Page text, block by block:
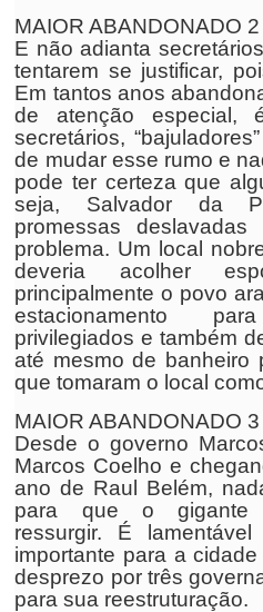
MAIOR ABANDONADO 2
E não adianta
tentarem se justificar,
Em tantos anos
de atenção especial,
secretários,
de mudar esse rumo e
pode ter certeza que
seja, Salvador da
promessas
problema. Um local
deveria acolher
principalmente o povo
estacionamento
privilegiados e também
até mesmo de banheiro
que tomaram o local
MAIOR ABANDONADO 3
Desde o governo
Marcos Coelho e
ano de Raul Belém,
para que o gigante
ressurgir. É
importante para a
desprezo por três
para sua reestruturação.